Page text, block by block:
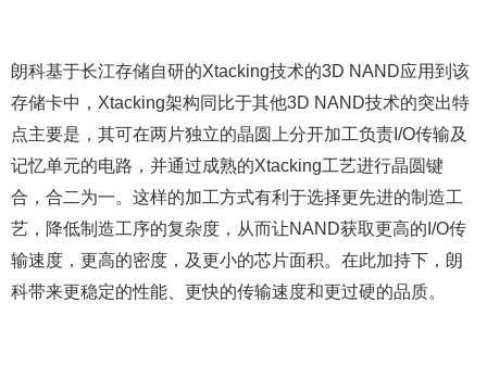
朗科基于长江存储自研的Xtacking技术的3D NAND应用到该
存储卡中，Xtacking架构同比于其他3D NAND技术的突出特
点主要是，其可在两片独立的晶圆上分开加工负责I/O传输及
记忆单元的电路，并通过成熟的Xtacking工艺进行晶圆键
合，合二为一。这样的加工方式有利于选择更先进的制造工
艺，降低制造工序的复杂度，从而让NAND获取更高的I/O传
输速度，更高的密度，及更小的芯片面积。在此加持下，朗
科带来更稳定的性能、更快的传输速度和更过硬的品质。